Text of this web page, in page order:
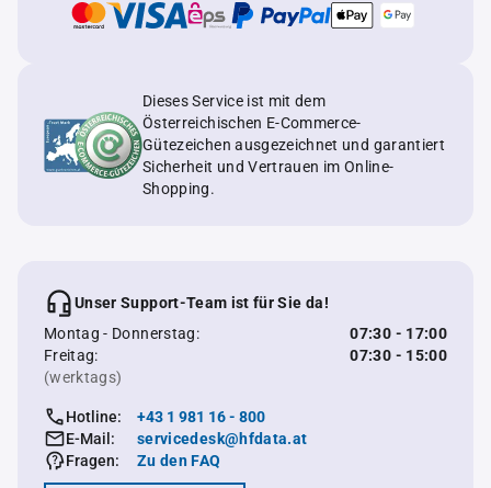
Dieses Service ist mit dem
Österreichischen E-Commerce-
Gütezeichen ausgezeichnet und garantiert
Sicherheit und Vertrauen im Online-
Shopping.
Unser Support-Team ist für Sie da!
Montag - Donnerstag:
07:30 - 17:00
Freitag:
07:30 - 15:00
(werktags)
Hotline:
+43 1 981 16 - 800
E-Mail:
servicedesk@hfdata.at
Fragen:
Zu den FAQ